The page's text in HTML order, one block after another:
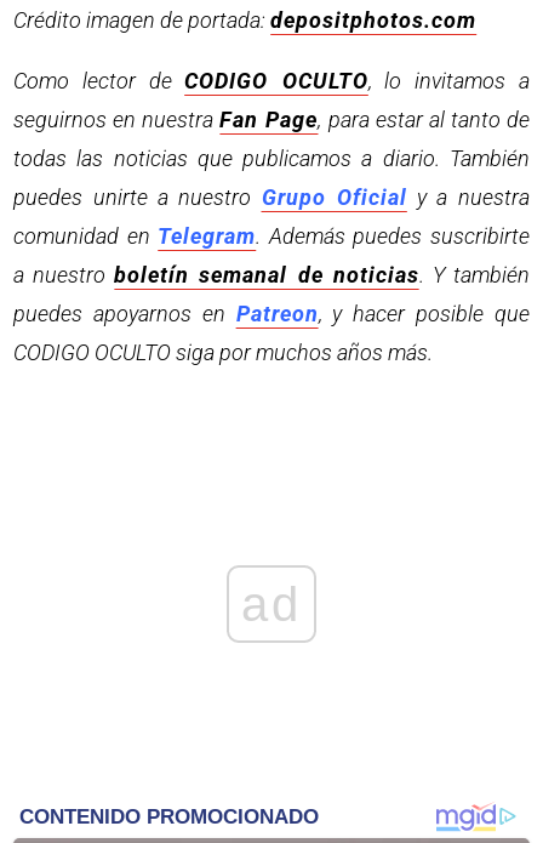
Crédito imagen de portada:depositphotos.com
Como lector deCODIGO OCULTO, lo invitamos a
seguirnos en nuestraFan Page, para estar al tanto de
todas las noticias que publicamos a diario. También
puedes unirte a nuestro Grupo Oficial y a nuestra
comunidad en Telegram. Además puedes suscribirte
a nuestroboletín semanal de noticias. Y también
puedes apoyarnos en Patreon, y hacer posible que
CODIGO OCULTO siga por muchos años más.
ad